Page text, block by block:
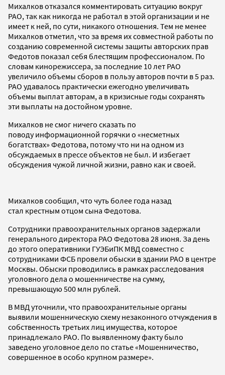
Михалков отказался комментировать ситуацию вокруг
РАО, так как никогда не работал в этой организации и не
имеет к ней, по сути, никакого отношения. Тем не менее
Михалков отметил, что за время их совместной работы по
созданию современной системы защиты авторских прав
Федотов показал себя блестящим профессионалом. По
словам кинорежиссера, за последние 10 лет РАО
увеличило объемы сборов в пользу авторов почти в 5 раз.
РАО удавалось практически ежегодно увеличивать
объемы выплат авторам, а в кризисные годы сохранять
эти выплаты на достойном уровне.
Михалков не смог ничего сказать по
поводу информационной горячки о «несметных
богатствах» Федотова, потому что ни на одном из
обсуждаемых в прессе объектов не был. И избегает
обсуждения чужой личной жизни, равно как и своей.
Михалков сообщил, что чуть более года назад
стал крестным отцом сына Федотова.
Сотрудники правоохранительных органов задержали
генерального директора РАО Федотова 28 июня. За день
до этого оперативники ГУЭБиПК МВД совместно с
сотрудниками ФСБ провели обыски в здании РАО в центре
Москвы. Обыски проводились в рамках расследования
уголовного дела о мошенничестве на сумму,
превышающую 500 млн рублей.
В МВД уточнили, что правоохранительные органы
выявили мошенническую схему незаконного отчуждения в
собственность третьих лиц имущества, которое
принадлежало РАО. По выявленному факту было
заведено уголовное дело по статье «Мошенничество,
совершенное в особо крупном размере».